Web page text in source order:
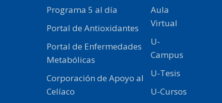
Programa 5 al día
Portal de Antioxidantes
Portal de Enfermedades
Metabólicas
Corporación de Apoyo al
Celíaco
Aula
Virtual
U-
Campus
U-Tesis
U-Cursos